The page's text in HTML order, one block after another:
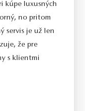
kúpe luxusných
no pritom
servis je už len
že pre
s klientmi